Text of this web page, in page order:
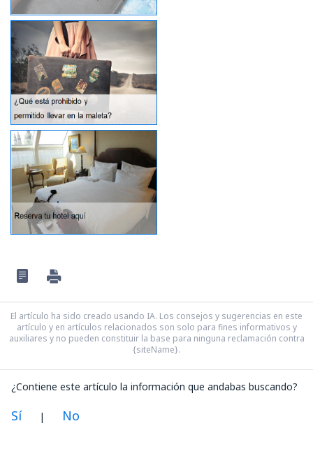
El artículo ha sido creado usando IA. Los consejos y sugerencias en este
artículo y en artículos relacionados son solo para fines informativos y
auxiliares y no pueden constituir la base para ninguna reclamación contra
{siteName}.
¿Contiene este artículo la información que andabas buscando?
Sí | No